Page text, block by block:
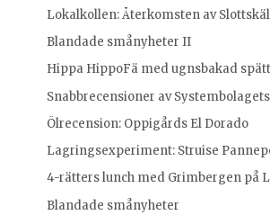
Lokalkollen: Återkomsten av
Blandade smånyheter II
Hippa HippoFä med ugnsbakad
Snabbrecensioner av
Ölrecension: Oppigårds El Dorado
Lagringsexperiment: Struise
4-rätters lunch med Grimbergen på
Blandade smånyheter